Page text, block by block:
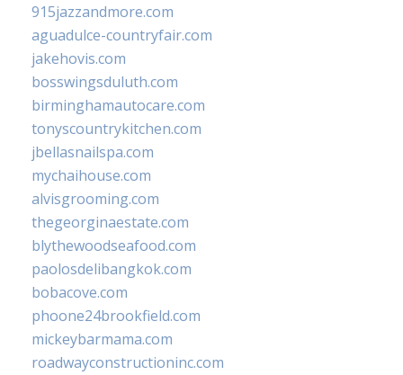
915jazzandmore.com
aguadulce-countryfair.com
jakehovis.com
bosswingsduluth.com
birminghamautocare.com
tonyscountrykitchen.com
jbellasnailspa.com
mychaihouse.com
alvisgrooming.com
thegeorginaestate.com
blythewoodseafood.com
paolosdelibangkok.com
bobacove.com
phoone24brookfield.com
mickeybarmama.com
roadwayconstructioninc.com